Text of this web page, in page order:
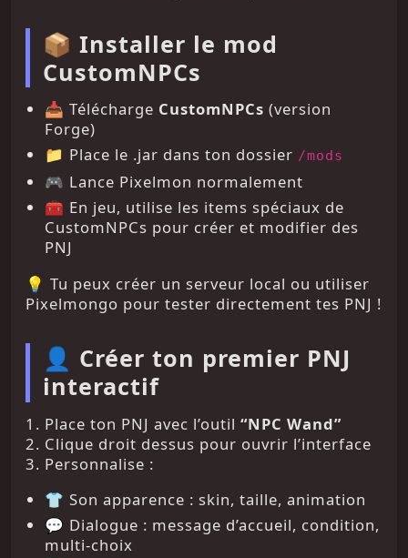
📦 Installer le mod
CustomNPCs
📥 Télécharge CustomNPCs (version
Forge)
📁 Place le .jar dans ton dossier /mods
🎮 Lance Pixelmon normalement
🧰 En jeu, utilise les items spéciaux de
CustomNPCs pour créer et modifier des
PNJ
💡 Tu peux créer un serveur local ou utiliser
Pixelmongo pour tester directement tes PNJ !
👤 Créer ton premier PNJ
interactif
1. Place ton PNJ avec l’outil “NPC Wand”
2. Clique droit dessus pour ouvrir l’interface
3. Personnalise :
👕 Son apparence : skin, taille, animation
💬 Dialogue : message d’accueil, condition,
multi-choix